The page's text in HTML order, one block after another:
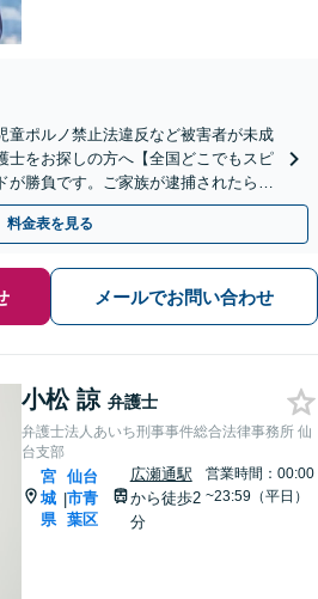
童ポルノ禁止法違反など被害者が未成
士をお探しの方へ【全国どこでもスピ
が勝負です。ご家族が逮捕されたら一
間365日相談受付】
料金表を見る
メールでお問い合わせ
小松 諒 弁護士
弁護士法人あいち刑事事件総合法律事務所 仙
台支部
宮
城
県
|
仙台
市青
葉区
広瀬通駅
から徒歩2
分
営業時間：00:00
~23:59（平日）